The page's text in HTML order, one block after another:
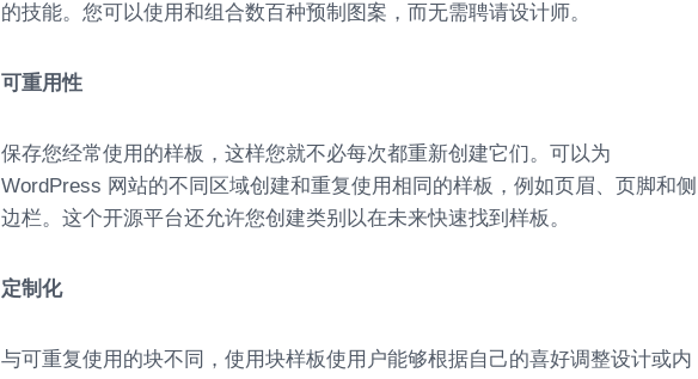
的技能。您可以使用和组合数百种预制图案，而无需聘请设计师。
可重用性
保存您经常使用的样板，这样您就不必每次都重新创建它们。可以为
WordPress 网站的不同区域创建和重复使用相同的样板，例如页眉、页脚和侧
边栏。这个开源平台还允许您创建类别以在未来快速找到样板。
定制化
与可重复使用的块不同，使用块样板使用户能够根据自己的喜好调整设计或内